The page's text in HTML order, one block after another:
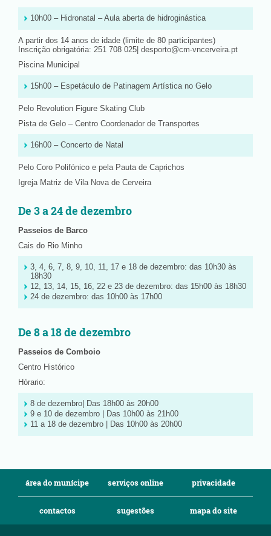
10h00 – Hidronatal – Aula aberta de hidroginástica
A partir dos 14 anos de idade (limite de 80 participantes)
Inscrição obrigatória: 251 708 025| desporto@cm-vncerveira.pt
Piscina Municipal
15h00 – Espetáculo de Patinagem Artística no Gelo
Pelo Revolution Figure Skating Club
Pista de Gelo – Centro Coordenador de Transportes
16h00 – Concerto de Natal
Pelo Coro Polifónico e pela Pauta de Caprichos
Igreja Matriz de Vila Nova de Cerveira
De 3 a 24 de dezembro
Passeios de Barco
Cais do Rio Minho
3, 4, 6, 7, 8, 9, 10, 11, 17 e 18 de dezembro: das 10h30 às
18h30
12, 13, 14, 15, 16, 22 e 23 de dezembro: das 15h00 às 18h30
24 de dezembro: das 10h00 às 17h00
De 8 a 18 de dezembro
Passeios de Comboio
Centro Histórico
Hórario:
8 de dezembro| Das 18h00 às 20h00
9 e 10 de dezembro | Das 10h00 às 21h00
11 a 18 de dezembro | Das 10h00 às 20h00
área do munícipe serviços online privacidade
contactos sugestões mapa do site